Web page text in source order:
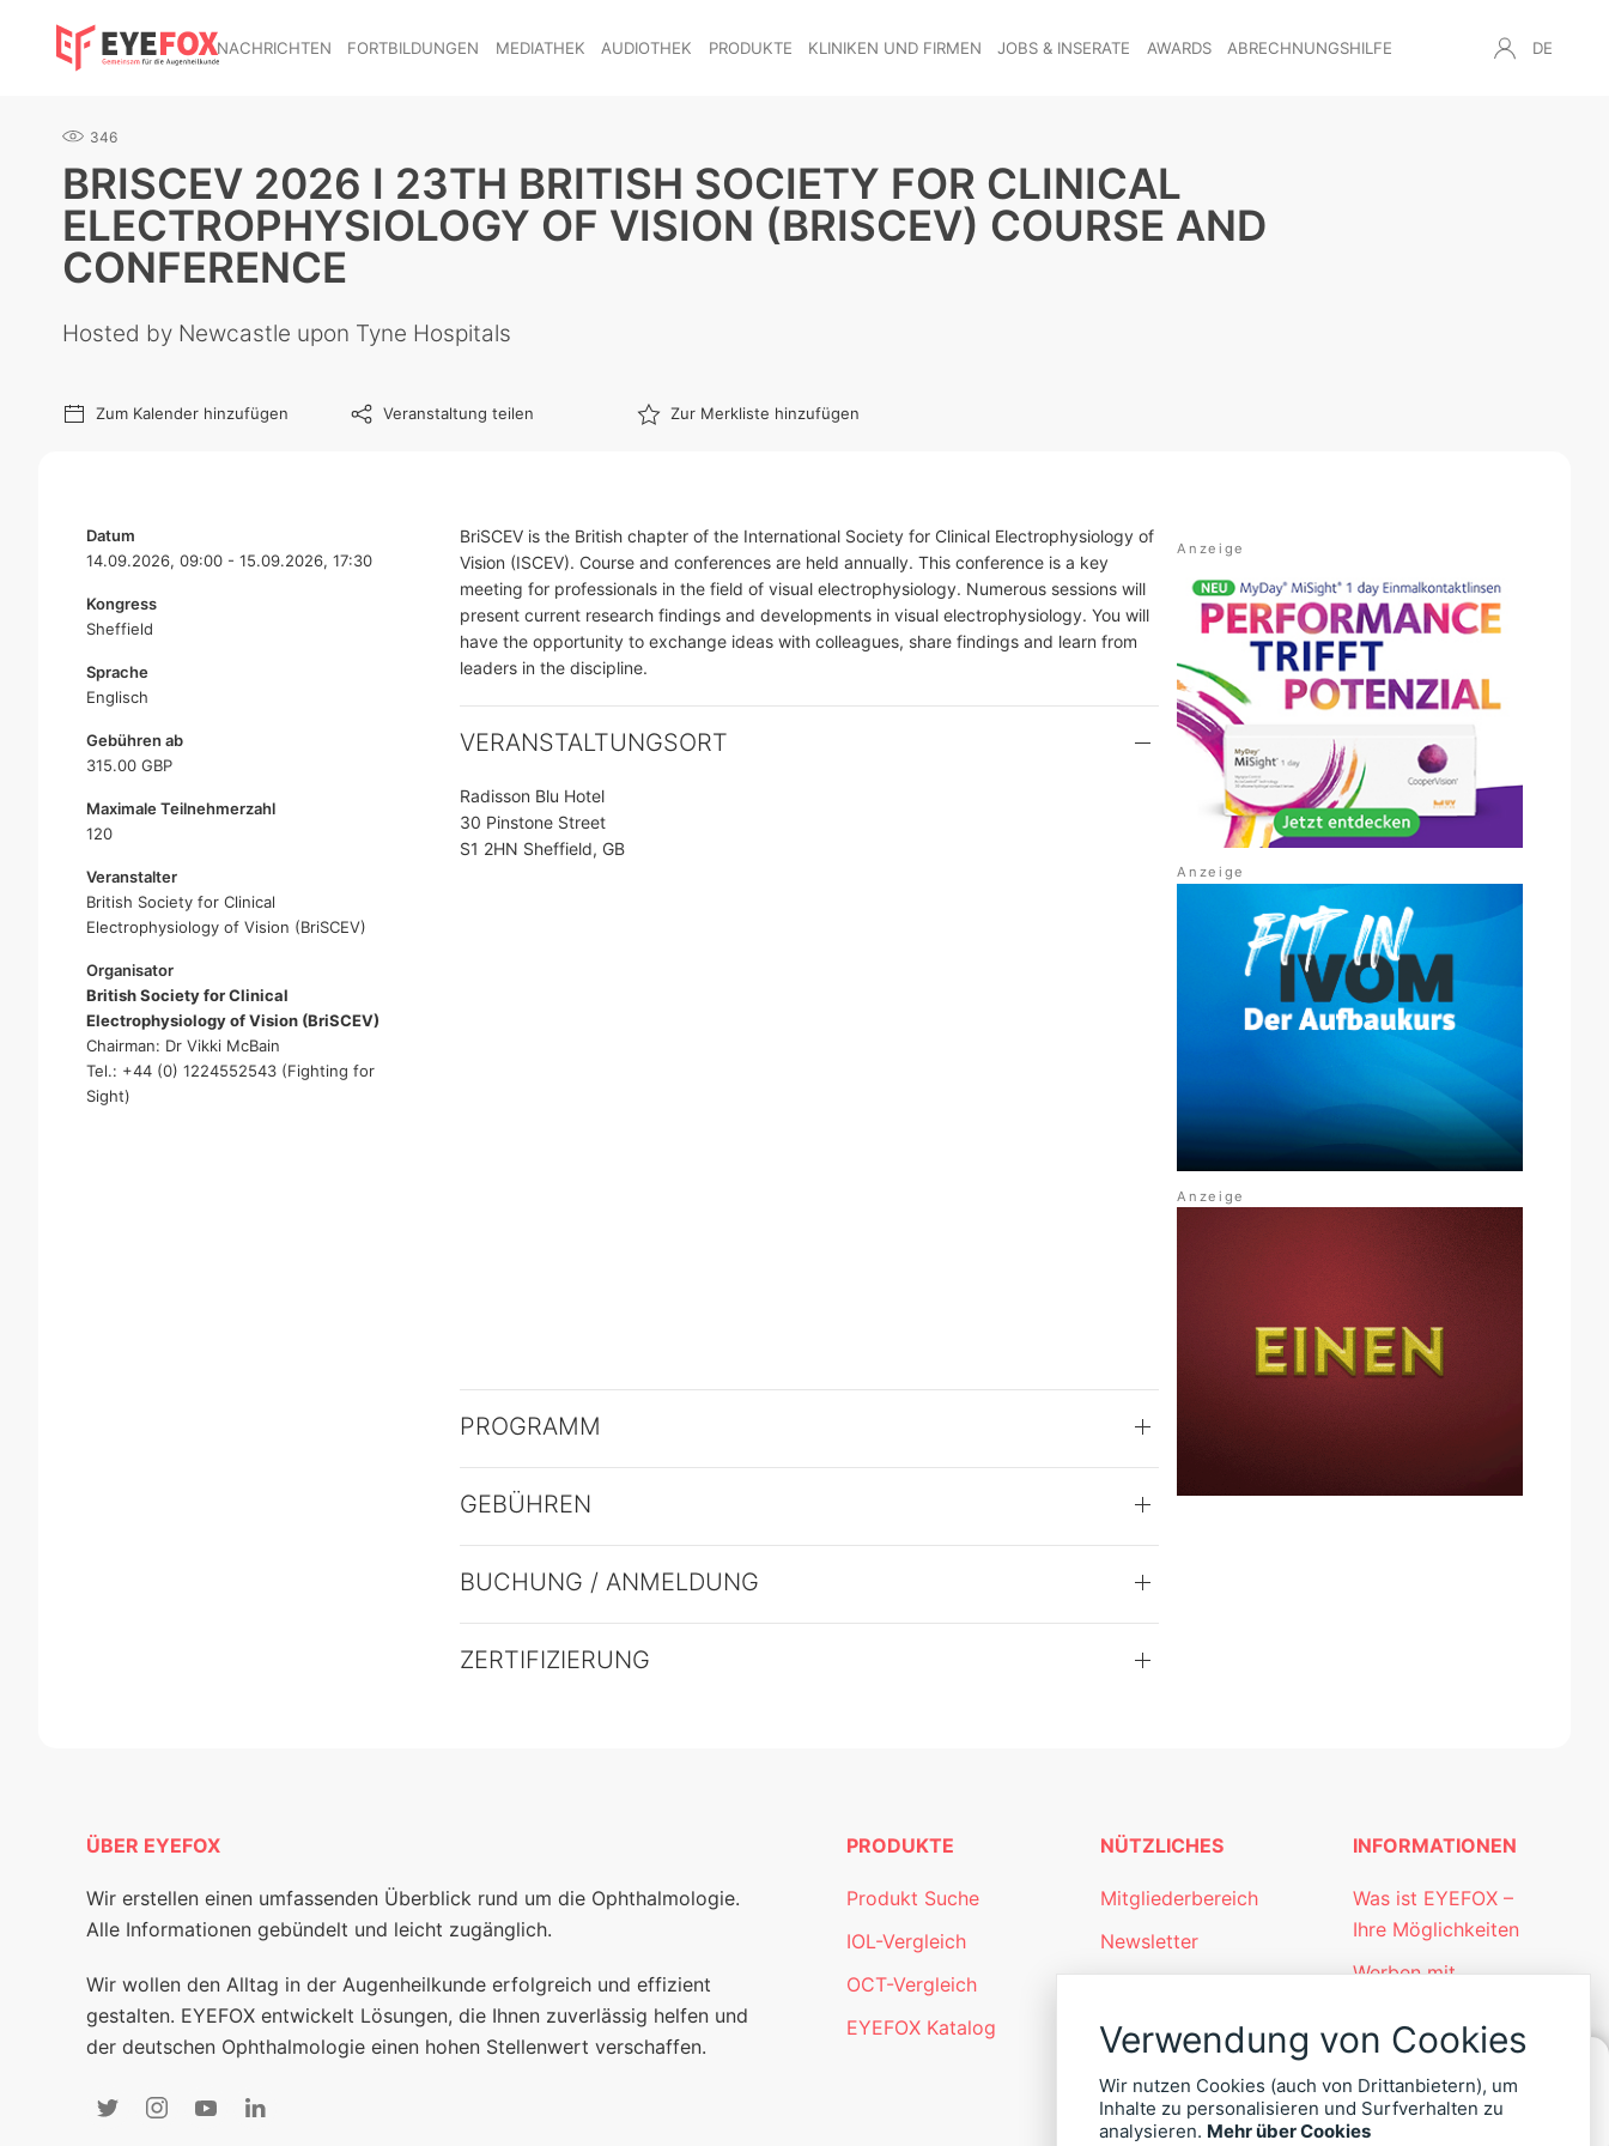
NACHRICHTEN FORTBILDUNGEN MEDIATHEK AUDIOTHEK PRODUKTE KLINIKEN UND FIRMEN JOBS & INSERATE AWARDS ABRECHNUNGSHILFE DE
346
BRISCEV 2026 I 23TH BRITISH SOCIETY FOR CLINICAL
ELECTROPHYSIOLOGY OF VISION (BRISCEV) COURSE AND
CONFERENCE
Hosted by Newcastle upon Tyne Hospitals
Zum Kalender hinzufügen Veranstaltung teilen Zur Merkliste hinzufügen
Datum
14.09.2026, 09:00 - 15.09.2026, 17:30
Kongress
Sheffield
Sprache
Englisch
Gebühren ab
315.00 GBP
Maximale Teilnehmerzahl
120
Veranstalter
British Society for Clinical
Electrophysiology of Vision (BriSCEV)
Organisator
British Society for Clinical
Electrophysiology of Vision (BriSCEV)
Chairman: Dr Vikki McBain
Tel.: +44 (0) 1224552543 (Fighting for
Sight)
BriSCEV is the British chapter of the International Society for Clinical Electrophysiology of
Vision (ISCEV). Course and conferences are held annually. This conference is a key
meeting for professionals in the field of visual electrophysiology. Numerous sessions will
present current research findings and developments in visual electrophysiology. You will
have the opportunity to exchange ideas with colleagues, share findings and learn from
leaders in the discipline.
VERANSTALTUNGSORT
Radisson Blu Hotel
30 Pinstone Street
S1 2HN Sheffield, GB
PROGRAMM
GEBÜHREN
BUCHUNG / ANMELDUNG
ZERTIFIZIERUNG
ÜBER EYEFOX
Wir erstellen einen umfassenden Überblick rund um die Ophthalmologie.
Alle Informationen gebündelt und leicht zugänglich.
Wir wollen den Alltag in der Augenheilkunde erfolgreich und effizient
gestalten. EYEFOX entwickelt Lösungen, die Ihnen zuverlässig helfen und
der deutschen Ophthalmologie einen hohen Stellenwert verschaffen.
PRODUKTE
Produkt Suche
IOL-Vergleich
OCT-Vergleich
EYEFOX Katalog
NÜTZLICHES
Mitgliederbereich
Newsletter
INFORMATIONEN
Was ist EYEFOX –
Ihre Möglichkeiten
Werben mit
Kontakt
Datenschutz
Impressum
Verwendung von Cookies
Wir nutzen Cookies (auch von Drittanbietern), um
Inhalte zu personalisieren und Surfverhalten zu
analysieren. Mehr über Cookies